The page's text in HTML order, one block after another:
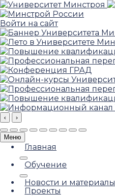
Войти на сайт
‹ ›
Меню
Главная
Обучение
Новости и материалы
Проекты